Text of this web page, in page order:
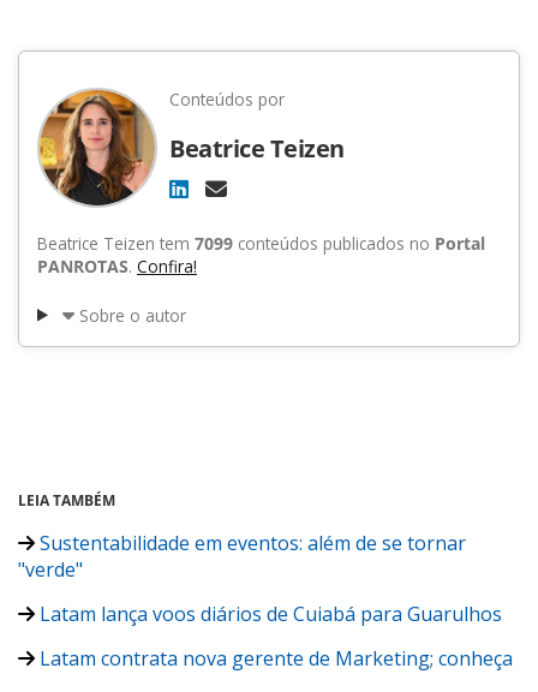
Conteúdos por
Beatrice Teizen
Beatrice Teizen tem 7099 conteúdos publicados no Portal
PANROTAS. Confira!
Sobre o autor
LEIA TAMBÉM
Sustentabilidade em eventos: além de se tornar
"verde"
Latam lança voos diários de Cuiabá para Guarulhos
Latam contrata nova gerente de Marketing; conheça